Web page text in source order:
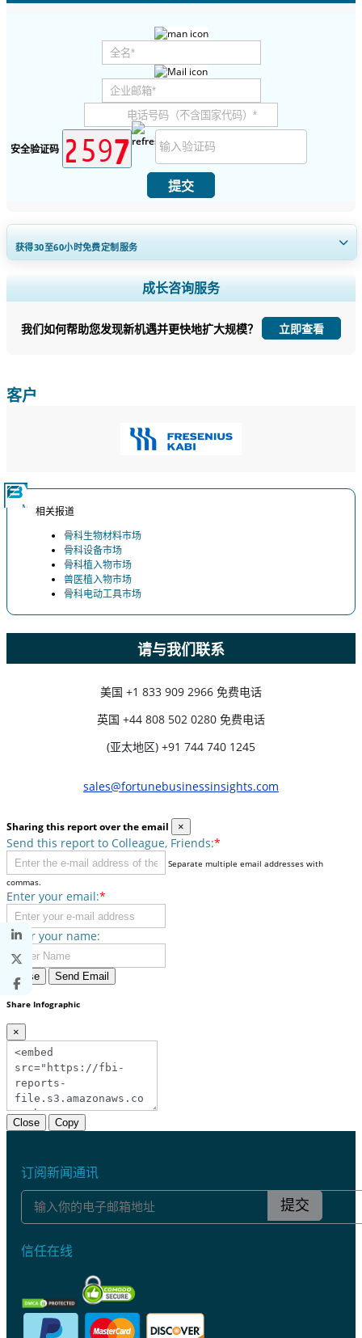
安全验证码
提交
获得30至60小时免费定制服务
扩大区域和国家覆盖范围， 细分市场分析， 公司简介， 竞争基准分析，
以及最终用户洞察。
立即定制
成长咨询服务
我们如何帮助您发现新机遇并更快地扩大规模？ 立即查看
客户
相关报道
骨科生物材料市场
骨科设备市场
骨科植入物市场
兽医植入物市场
骨科电动工具市场
请与我们联系
美国 +1 833 909 2966 免费电话
英国 +44 808 502 0280 免费电话
(亚太地区) +91 744 740 1245
sales@fortunebusinessinsights.com
Sharing this report over the email ×
Send this report to Colleague, Friends:*
Separate multiple email addresses with
commas.
Enter your email:*
Enter your name:
Close Send Email
Share Infographic
×
Close Copy
订阅新闻通讯
提交
信任在线